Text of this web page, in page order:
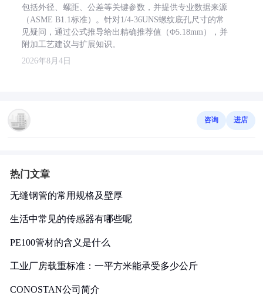
包括外径、螺距、公差等关键参数，并提供专业数据来源
（ASME B1.1标准）。针对1/4-36UNS螺纹底孔尺寸的常
见疑问，通过公式推导给出精确推荐值（Φ5.18mm），并
附加工艺建议与扩展知识。
2026年8月4日
咨询 进店
热门文章
无缝钢管的常用规格及壁厚
生活中常见的传感器有哪些呢
PE100管材的含义是什么
工业厂房载重标准：一平方米能承受多少公斤
CONOSTAN公司简介